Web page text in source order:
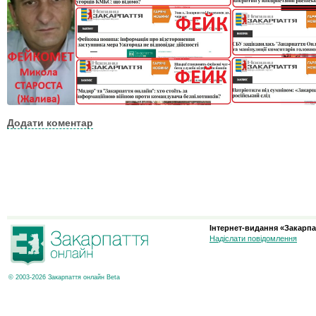
Додати коментар
© 2003-2026 Закарпаття онлайн Beta
Інтернет-видання
Надіслати повідомлення